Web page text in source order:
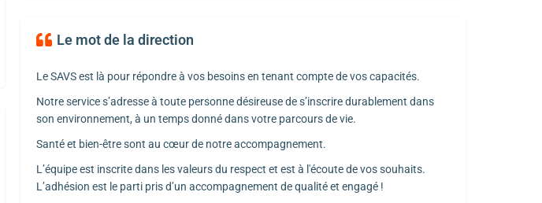
Le mot de la direction
Le SAVS est là pour répondre à vos besoins en tenant compte de vos capacités.
Notre service s’adresse à toute personne désireuse de s’inscrire durablement dans
son environnement, à un temps donné dans votre parcours de vie.
Santé et bien-être sont au cœur de notre accompagnement.
L’équipe est inscrite dans les valeurs du respect et est à l'écoute de vos souhaits.
L’adhésion est le parti pris d’un accompagnement de qualité et engagé !